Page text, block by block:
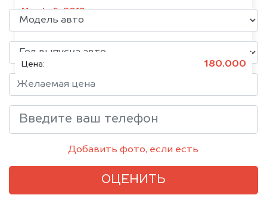
Mazda 6, 2019
Цена: 180.000
Добавить фото, если есть
ОЦЕНИТЬ